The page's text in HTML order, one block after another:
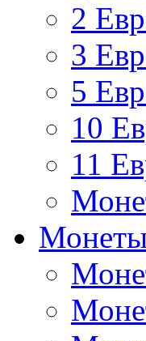
2
3
5
10
11